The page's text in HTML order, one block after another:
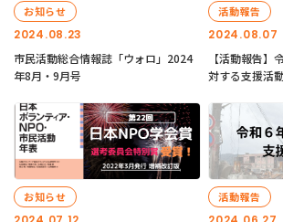
2024.08.23
お知らせ
市民活動総合情報誌「ウォロ」2024
年8月・9月号
2024.08.07
活動報告
【活動報告】
対する支援活
お知らせ 活動報告